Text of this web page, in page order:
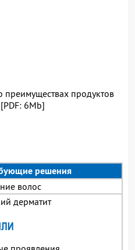
продуктов
6Mb]
решения
волос
дерматит